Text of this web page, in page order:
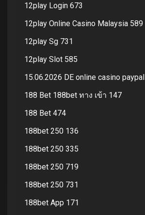
12play Login 673
12play Online Casino Malaysia 589
12play Sg 731
12play Slot 585
15.06.2026 DE online casino paypal
188 Bet 188bet ทาง เข้า 147
188 Bet 474
188bet 250 136
188bet 250 335
188bet 250 719
188bet 250 731
188bet App 171